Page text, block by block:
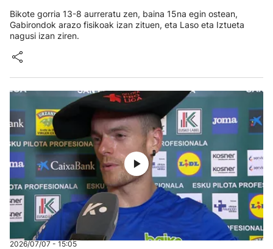
Bikote gorria 13-8 aurreratu zen, baina 15na egin ostean,
Gabirondok arazo fisikoak izan zituen, eta Laso eta Iztueta
nagusi izan ziren.
2026/07/07 - 15:05